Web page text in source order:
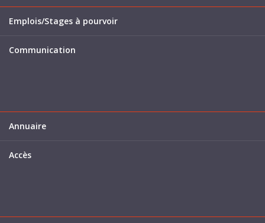
Emplois/Stages à pourvoir
Communication
Annuaire
Accès